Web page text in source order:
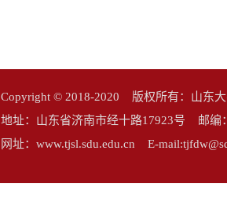
Copyright © 2018-2020 版权所有：山东
地址：山东省济南市经十路17923号 邮
网址：www.tjsl.sdu.edu.cn E-